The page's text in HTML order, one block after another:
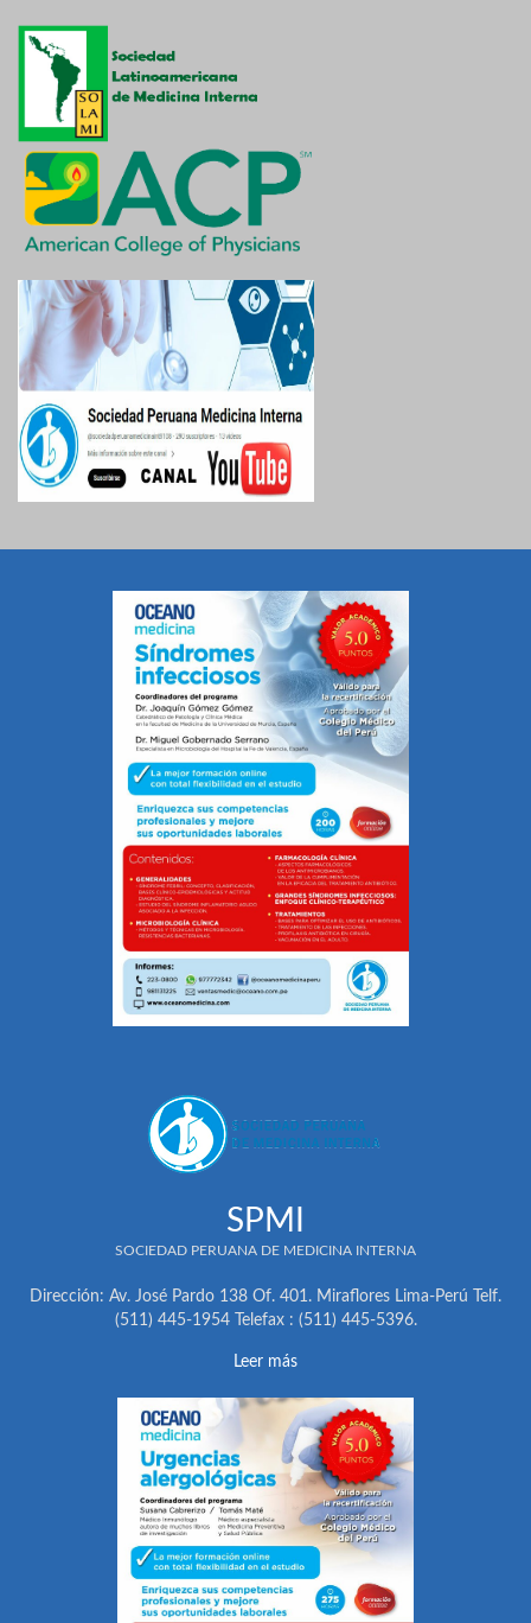
SPMI
SOCIEDAD PERUANA DE MEDICINA INTERNA
Dirección: Av. José Pardo 138 Of. 401. Miraflores Lima-Perú Telf.
(511) 445-1954 Telefax : (511) 445-5396.
Leer más